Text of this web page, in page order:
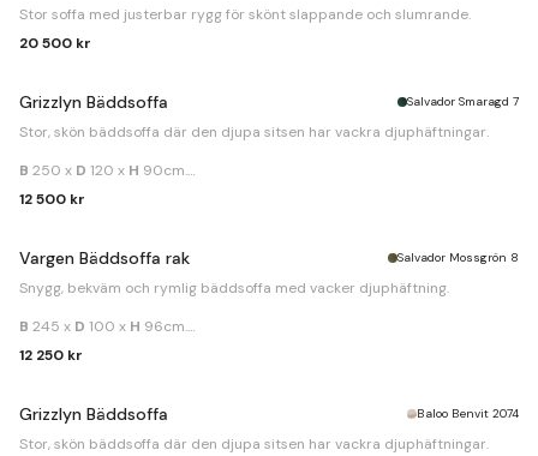
Stor soffa med justerbar rygg för skönt slappande och slumrande.
20 500 kr
Grizzlyn Bäddsoffa Salvador Smaragd 7
Stor, skön bäddsoffa där den djupa sitsen har vackra djuphäftningar.
B 250 x D 120 x H 90cm.
12 500 kr
Vargen Bäddsoffa rak Salvador Mossgrön 8
Snygg, bekväm och rymlig bäddsoffa med vacker djuphäftning.
B 245 x D 100 x H 96cm.
12 250 kr
Grizzlyn Bäddsoffa Baloo Benvit 2074
Stor, skön bäddsoffa där den djupa sitsen har vackra djuphäftningar.